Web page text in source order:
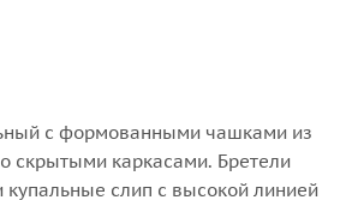
с формованными чашками из
скрытыми каркасами. Бретели
слип с высокой линией